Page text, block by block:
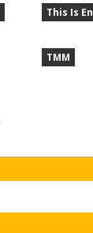
This Is
TMM